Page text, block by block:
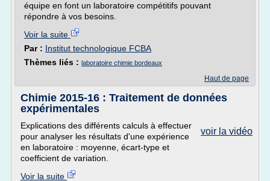
équipe en font un laboratoire compétitifs pouvant
répondre à vos besoins.
Voir la suite
Par : Institut technologique FCBA
Thèmes liés : laboratoire chimie bordeaux
Haut de page
Chimie 2015-16 : Traitement de données
expérimentales
voir la vidéo
Explications des différents calculs à effectuer
pour analyser les résultats d'une expérience
en laboratoire : moyenne, écart-type et
coefficient de variation.
Voir la suite